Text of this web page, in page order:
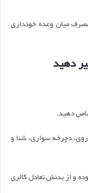
میان وعده خودداری
دهید
دهید.
روی، دچرخه سواری، شنا و
و از بدنش تعادل کالری